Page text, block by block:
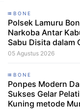
BONE
Polsek Lamuru
Narkoba Antar
Sabu Disita dalam
Bone dan Soppeng
05 Agustus 2026
BONE
Ponpes Modern
Sukses Gelar
Kuning metode